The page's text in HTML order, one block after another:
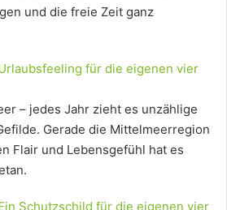
und die freie Zeit ganz
für die eigenen vier
– jedes Jahr zieht es unzählige
Gerade die Mittelmeerregion
Flair und Lebensgefühl hat es
Schutzschild für die eigenen vier